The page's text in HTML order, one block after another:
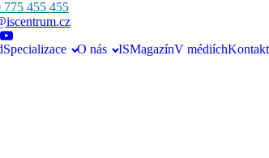
775 455 455
Specializace O nás ISMagazínV médiíchKontakt